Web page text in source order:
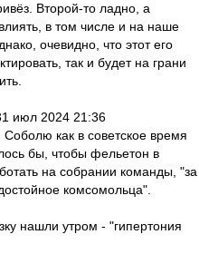
Второй-то ладно, а
в том числе и на наше
очевидно, что этот его
так и будет на грани
июл 2024 21:36
как в советское время
бы, чтобы фельетон в
на собрании команды, "за
комсомольца".
нашли утром - "гипертония